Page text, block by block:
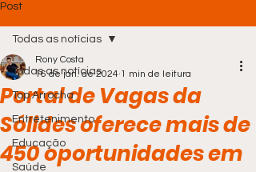
Post
Todas as notícias
Top Arrocha
Entretenimento
Educação
Saúde
Todas as notícias
Portal de Vagas da
Sólides oferece mais de
450 oportunidades em
Rony Costa
16 de jan. de 2024 1 min de leitura